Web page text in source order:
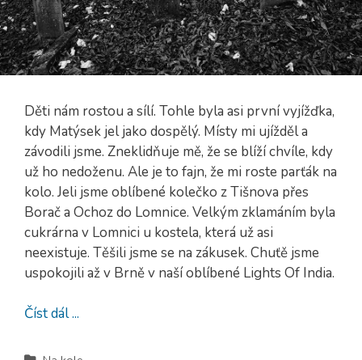
Děti nám rostou a sílí. Tohle byla asi první vyjížďka,
kdy Matýsek jel jako dospělý. Místy mi ujížděl a
závodili jsme. Zneklidňuje mě, že se blíží chvíle, kdy
už ho nedoženu. Ale je to fajn, že mi roste parťák na
kolo. Jeli jsme oblíbené kolečko z Tišnova přes
Borač a Ochoz do Lomnice. Velkým zklamáním byla
cukrárna v Lomnici u kostela, která už asi
neexistuje. Těšili jsme se na zákusek. Chuťě jsme
uspokojili až v Brně v naší oblíbené Lights Of India.
Číst dál ...